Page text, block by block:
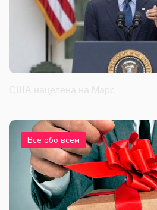
Всё обо всём